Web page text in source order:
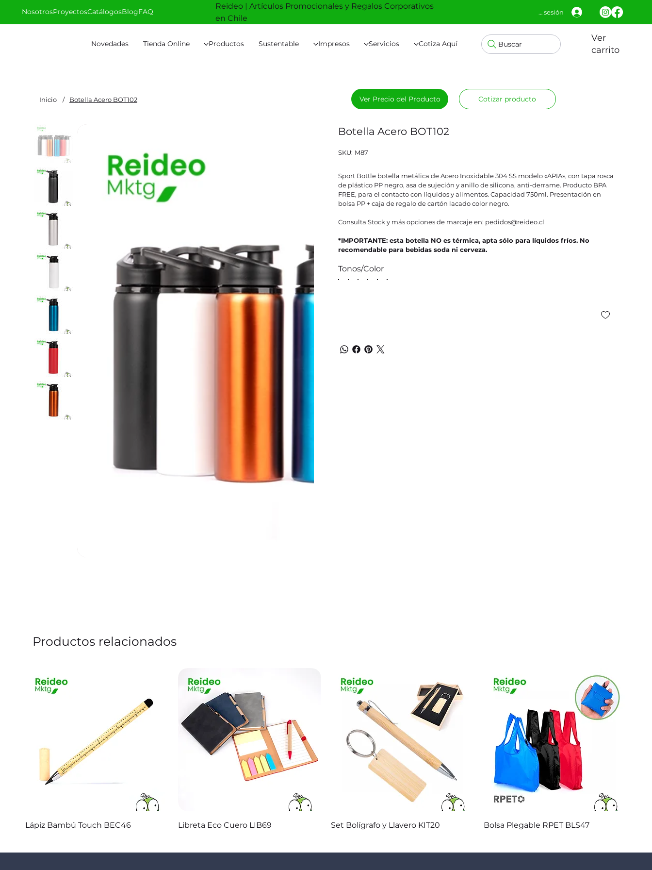
Novedades Tienda Online Productos Sustentable Impresos Servicios Cotiza Aquí Buscar
Ver
carrito
NosotrosProyectosCatálogosBlogFAQ
Reideo | Artículos Promocionales y Regalos Corporativos
en Chile
Iniciar sesión
Inicio / Botella Acero BOT102
Botella Acero BOT102
SKU: SKU
M87
M87
Sport Bottle botella metálica de Acero Inoxidable 304 SS modelo «APIA», con tapa rosca
de plástico PP negro, asa de sujeción y anillo de silicona, anti-derrame. Producto BPA
FREE, para el contacto con líquidos y alimentos. Capacidad 750ml. Presentación en
bolsa PP + caja de regalo de cartón lacado color negro.
Consulta Stock y más opciones de marcaje en: pedidos@reideo.cl
*IMPORTANTE: esta botella NO es térmica, apta sólo para líquidos fríos. No
recomendable para bebidas soda ni cerveza.
Tonos/Color
Ver Precio del Producto Cotizar producto
Productos relacionados
Vista rápida
Lápiz Bambú Touch BEC46 Vista rápida
Libreta Eco Cuero LIB69 Vista rápida
Set Bolígrafo y Llavero KIT20 Vista rápida
Bolsa Plegable RPET BLS47